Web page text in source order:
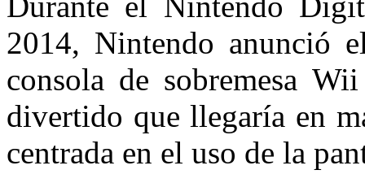
2014, Nintendo anunció
consola de sobremesa
divertido que llegaría en
centrada en el uso de la